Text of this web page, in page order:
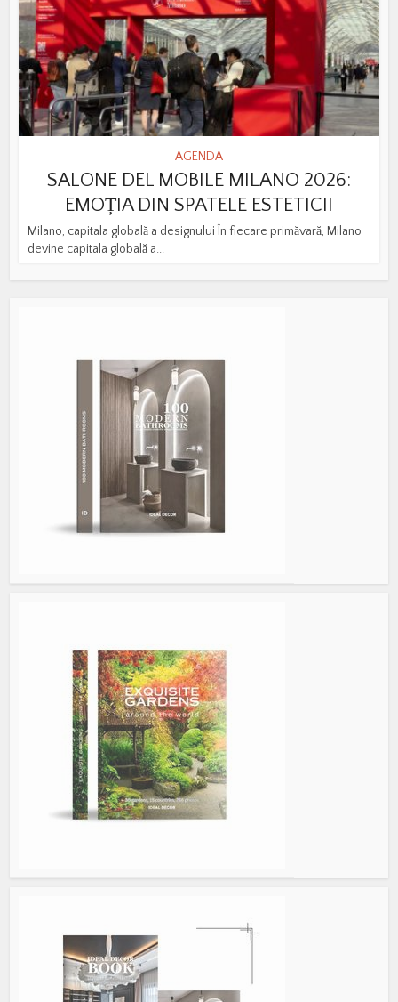
AGENDA
SALONE DEL MOBILE MILANO 2026:
EMOȚIA DIN SPATELE ESTETICII
Milano, capitala globală a designului În fiecare primăvară, Milano
devine capitala globală a...